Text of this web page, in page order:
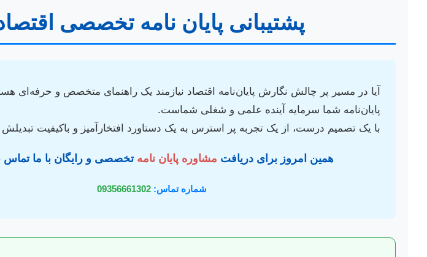
پشتیبانی پایان نامه تخصصی
آیا در مسیر پر چالش نگارش پایان‌نامه اقتصاد نیازمند یک راهنمای متخصص و حرفه‌ای
پایان‌نامه شما سرمایه آینده علمی و شغلی شماست.
با یک تصمیم درست، از یک تجربه پر استرس به یک دستاورد افتخارآمیز و باکیفیت تبدیلش
همین امروز برای دریافت مشاوره پایان نامه تخصصی و رایگان با ما تماس
شماره تماس: 09356661302